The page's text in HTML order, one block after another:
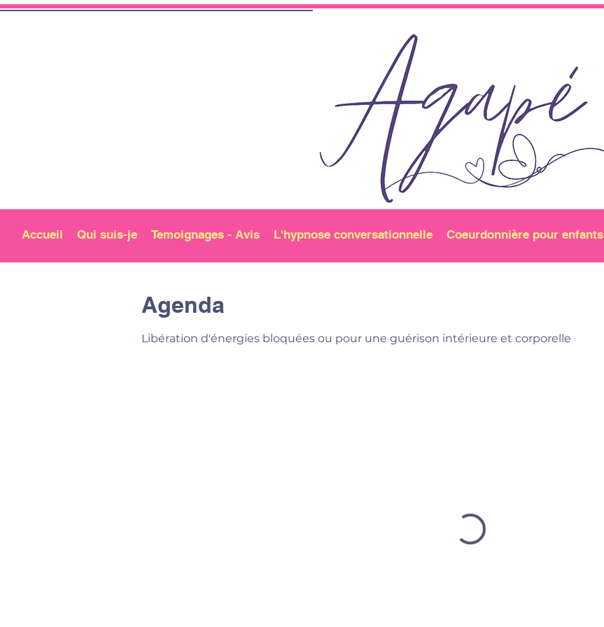
Accueil Qui suis-je Temoignages - Avis L'hypnose conversationnelle Coeurdonnière pour enfants
Agenda
Libération d'énergies bloquées ou pour une guérison intérieure et corporelle